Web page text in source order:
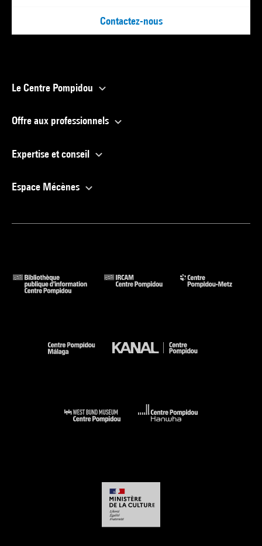
Contactez-nous
Le Centre Pompidou
Offre aux professionnels
Expertise et conseil
Espace Mécènes